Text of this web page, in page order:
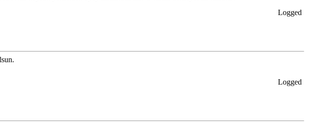
Logged
Logged